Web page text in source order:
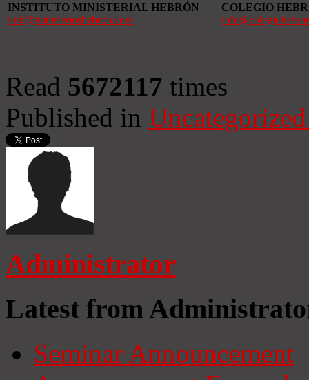
INSTITUTO MINISTERIAL HEBRÓN
imh@ministerioshebron.com
COLEGIO
Read 5672117 times
Published in
Administrator
Latest from
Seminar Announcement